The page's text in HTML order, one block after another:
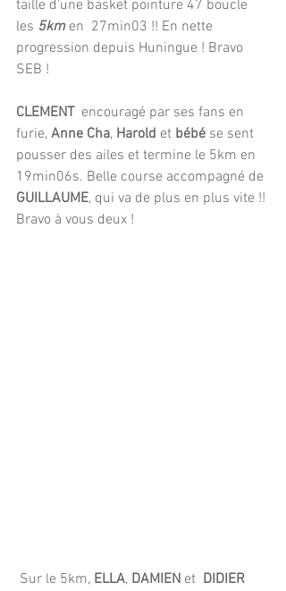
taille d’une basket pointure 47 boucle
les 5km en  27min03 !! En nette
progression depuis Huningue ! Bravo
SEB !
CLEMENT encouragé par ses fans en
furie, Anne Cha, Harold et bébé se sent
pousser des ailes et termine le 5km en
19min06s. Belle course accompagné de
GUILLAUME, qui va de plus en plus vite !!
Bravo à vous deux !
Sur le 5km, ELLA, DAMIEN et DIDIER